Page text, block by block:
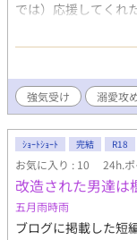
では）応援してくれ
どクラウスは初夜の
上、クラウスは婚前
ルはいつも不安だ
スへ手紙を送ったり
浮気の噂がゴシップ
離婚を切り出す。だ
くないらしい。 「初
したかった」 「き
う。だから稼いで、
て……」 「きみに信
んでもって言ったな
求する。誰も自分た
人は寝室へとなだれ
強気受け 溺愛攻
ｼｮｰﾄｼｮｰﾄ 完結 R18
お気に入り : 10 24h.
改造された男達は
五月雨時雨
ブログに掲載した短